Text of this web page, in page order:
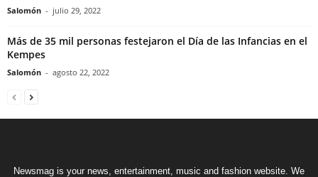
Salomón - julio 29, 2022
Más de 35 mil personas festejaron el Día de las Infancias en el
Kempes
Salomón - agosto 22, 2022
Newsmag is your news, entertainment, music and fashion website. We